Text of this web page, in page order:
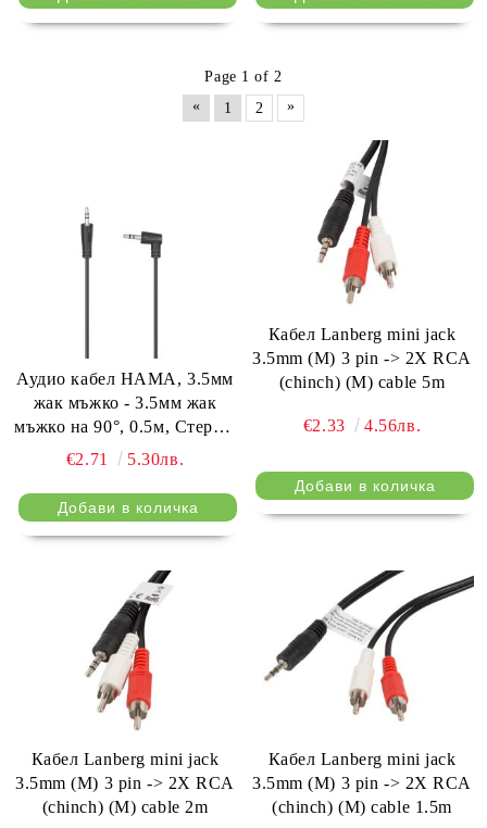
Page 1 of 2
«
1 2 »
Аудио кабел HAMA, 3.5мм
жак мъжко - 3.5мм жак
мъжко на 90°, 0.5м, Стерео,
Черен
€2.71 5.30лв.
Кабел Lanberg mini jack
3.5mm (M) 3 pin -> 2X RCA
(chinch) (M) cable 5m
€2.33 4.56лв.
Кабел Lanberg mini jack
3.5mm (M) 3 pin -> 2X RCA
(chinch) (M) cable 2m
Кабел Lanberg mini jack
3.5mm (M) 3 pin -> 2X RCA
(chinch) (M) cable 1.5m